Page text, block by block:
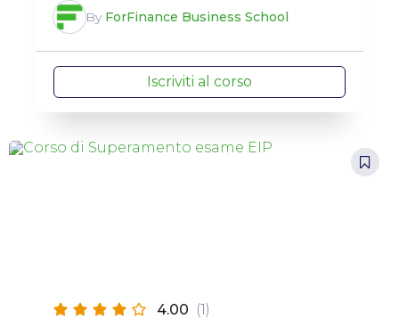
By ForFinance Business School
Iscriviti al corso
4.00 (1)